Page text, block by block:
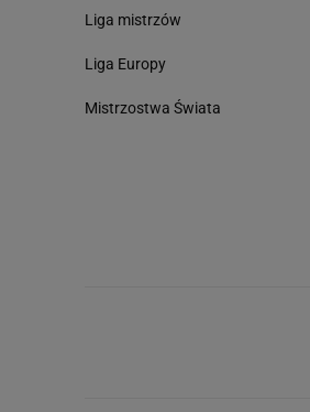
Liga mistrzów
Liga Europy
Mistrzostwa Świata